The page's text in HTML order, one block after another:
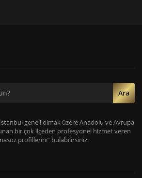
Ara
geneli olmak üzere Anadolu ve Avrupa
bir çok ilçeden profesyonel hizmet veren
profillerini” bulabilirsiniz.